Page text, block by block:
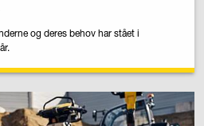
og deres behov har stået i